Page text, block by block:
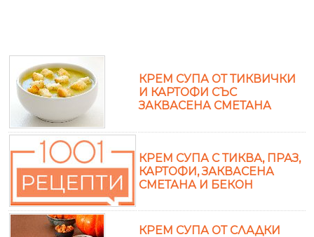
КРЕМ СУПА ОТ ТИКВИЧКИ
И КАРТОФИ СЪС
ЗАКВАСЕНА СМЕТАНА
КРЕМ СУПА С ТИКВА, ПРАЗ,
КАРТОФИ, ЗАКВАСЕНА
СМЕТАНА И БЕКОН
КРЕМ СУПА ОТ СЛАДКИ